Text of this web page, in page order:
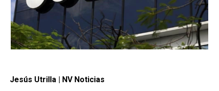
Jesús Utrilla | NV Noticias